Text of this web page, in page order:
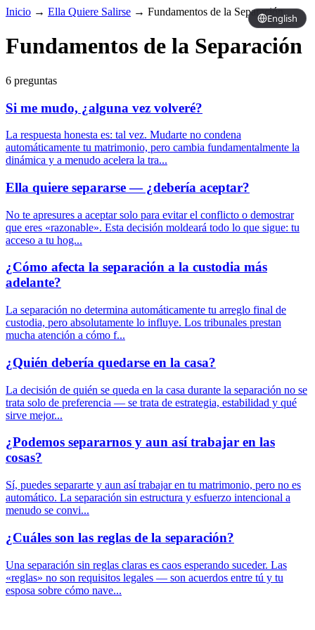
English
Inicio → Ella Quiere Salirse → Fundamentos de la Separación
Fundamentos de la Separación
6 preguntas
Si me mudo, ¿alguna vez volveré?
La respuesta honesta es: tal vez. Mudarte no condena
automáticamente tu matrimonio, pero cambia fundamentalmente la
dinámica y a menudo acelera la tra...
Ella quiere separarse — ¿debería aceptar?
No te apresures a aceptar solo para evitar el conflicto o demostrar
que eres «razonable». Esta decisión moldeará todo lo que sigue: tu
acceso a tu hog...
¿Cómo afecta la separación a la custodia más
adelante?
La separación no determina automáticamente tu arreglo final de
custodia, pero absolutamente lo influye. Los tribunales prestan
mucha atención a cómo f...
¿Quién debería quedarse en la casa?
La decisión de quién se queda en la casa durante la separación no se
trata solo de preferencia — se trata de estrategia, estabilidad y qué
sirve mejor...
¿Podemos separarnos y aun así trabajar en las
cosas?
Sí, puedes separarte y aun así trabajar en tu matrimonio, pero no es
automático. La separación sin estructura y esfuerzo intencional a
menudo se convi...
¿Cuáles son las reglas de la separación?
Una separación sin reglas claras es caos esperando suceder. Las
«reglas» no son requisitos legales — son acuerdos entre tú y tu
esposa sobre cómo nave...